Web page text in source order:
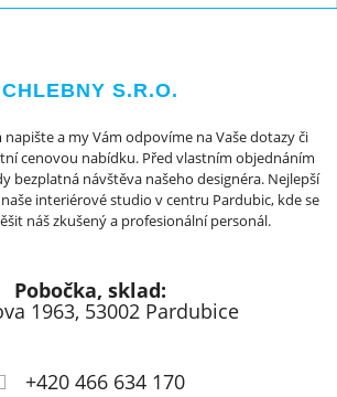
CHLEBNY S.R.O.
a my Vám odpovíme na Vaše dotazy či
cenovou nabídku. Před vlastním objednáním
bezplatná návštěva našeho designéra. Nejlepší
interiérové studio v centru Pardubic, kde se
náš zkušený a profesionální personál.
Pobočka, sklad:
1963, 53002 Pardubice
+420 466 634 170